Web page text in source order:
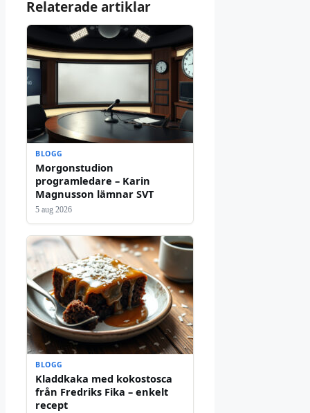
Relaterade artiklar
BLOGG
Morgonstudion
programledare – Karin
Magnusson lämnar SVT
5 aug 2026
BLOGG
Kladdkaka med kokostosca
från Fredriks Fika – enkelt
recept